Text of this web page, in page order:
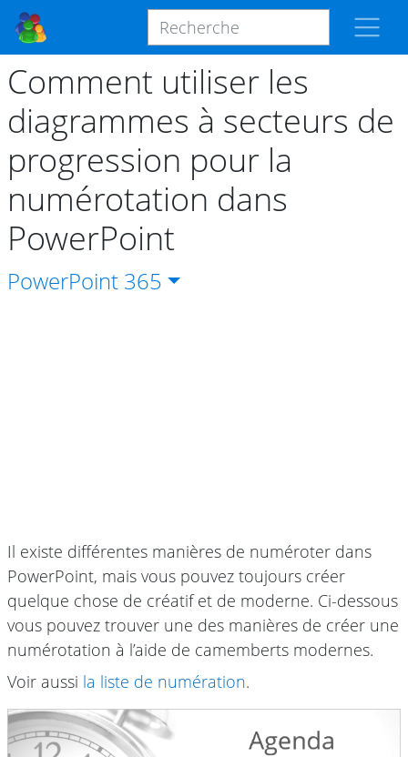
Comment utiliser les
diagrammes à secteurs de
progression pour la
numérotation dans
PowerPoint
PowerPoint 365
Il existe différentes manières de numéroter dans
PowerPoint, mais vous pouvez toujours créer
quelque chose de créatif et de moderne. Ci-dessous
vous pouvez trouver une des manières de créer une
numérotation à l’aide de camemberts modernes.
Voir aussi la liste de numération.